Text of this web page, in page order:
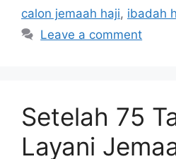
calon jemaah haji, ibadah
Leave a comment
Setelah 75
Layani